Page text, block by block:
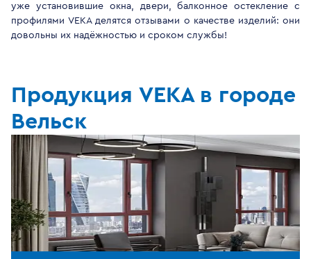
уже установившие окна, двери, балконное остекление с
профилями VEKA делятся отзывами о качестве изделий: они
довольны их надёжностью и сроком службы!
Продукция VEKA в городе
Вельск